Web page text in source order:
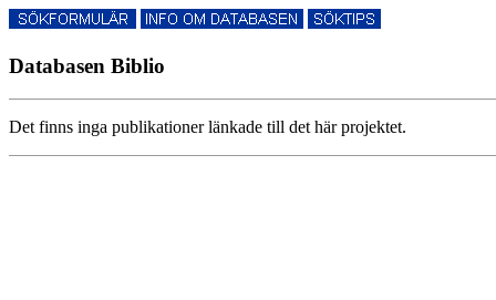
Databasen Biblio
Det finns inga publikationer länkade till det här projektet.